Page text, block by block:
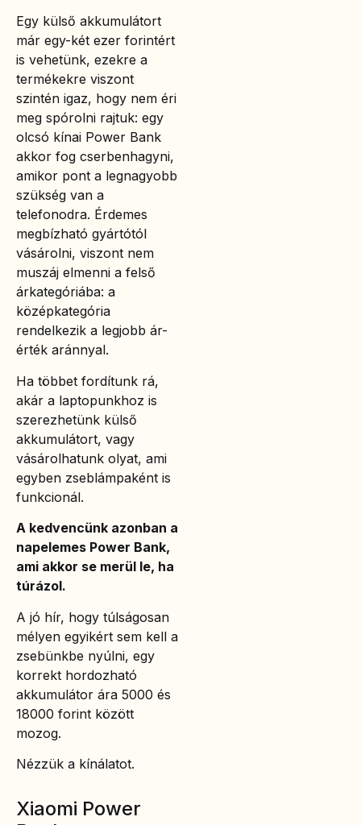
Egy külső akkumulátort
már egy-két ezer forintért
is vehetünk, ezekre a
termékekre viszont
szintén igaz, hogy nem éri
meg spórolni rajtuk: egy
olcsó kínai Power Bank
akkor fog cserbenhagyni,
amikor pont a legnagyobb
szükség van a
telefonodra. Érdemes
megbízható gyártótól
vásárolni, viszont nem
muszáj elmenni a felső
árkategóriába: a
középkategória
rendelkezik a legjobb ár-
érték aránnyal.
Ha többet fordítunk rá,
akár a laptopunkhoz is
szerezhetünk külső
akkumulátort, vagy
vásárolhatunk olyat, ami
egyben zseblámpaként is
funkcionál.
A kedvencünk azonban a
napelemes Power Bank,
ami akkor se merül le, ha
túrázol.
A jó hír, hogy túlságosan
mélyen egyikért sem kell a
zsebünkbe nyúlni, egy
korrekt hordozható
akkumulátor ára 5000 és
18000 forint között
mozog.
Nézzük a kínálatot.
Xiaomi Power